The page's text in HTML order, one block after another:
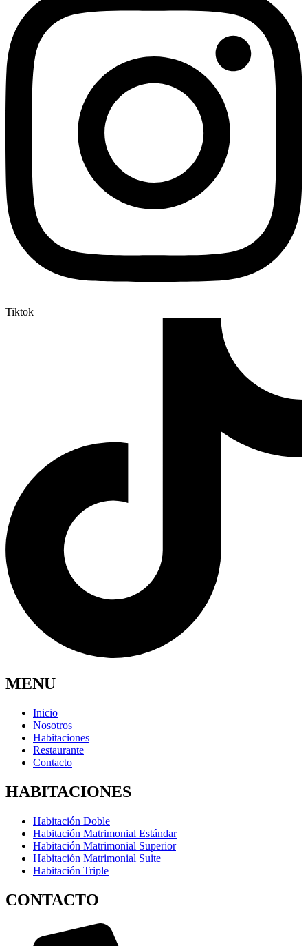
Tiktok
MENU
Inicio
Nosotros
Habitaciones
Restaurante
Contacto
HABITACIONES
Habitación Doble
Habitación Matrimonial Estándar
Habitación Matrimonial Superior
Habitación Matrimonial Suite
Habitación Triple
CONTACTO